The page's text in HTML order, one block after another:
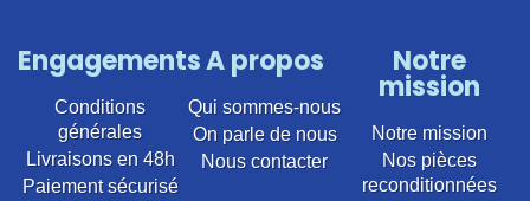
Engagements
Conditions
générales
Livraisons en 48h
Paiement sécurisé
A propos
Qui sommes-nous
On parle de nous
Nous contacter
Notre
mission
Notre mission
Nos pièces
reconditionnées